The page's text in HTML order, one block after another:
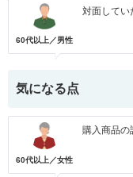
60代以上／男性
対面してい
気になる点
60代以上／女性
購入商品の